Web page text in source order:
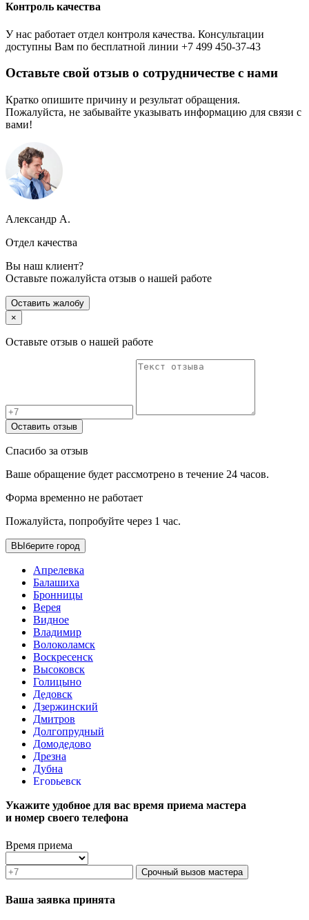
Контроль качества
У нас работает отдел контроля качества. Консультации
доступны Вам по бесплатной линии +7 499 450-37-43
Оставьте свой отзыв о сотрудничестве с нами
Кратко опишите причину и результат обращения.
Пожалуйста, не забывайте указывать информацию для связи с
вами!
Александр А.
Отдел качества
Вы наш клиент?
Оставьте пожалуйста отзыв о нашей работе
Оставить жалобу
×
Оставьте отзыв о нашей работе
Оставить отзыв
Спасибо за отзыв
Ваше обращение будет рассмотрено в течение 24 часов.
Форма временно не работает
Пожалуйста, попробуйте через 1 час.
ВЫберите город
Апрелевка
Балашиха
Бронницы
Верея
Видное
Владимир
Волоколамск
Воскресенск
Высоковск
Голицыно
Дедовск
Дзержинский
Дмитров
Долгопрудный
Домодедово
Дрезна
Дубна
Егорьевск
Жуковский
Зарайск
Зеленоград
Ивантеевка
Истра
Кашира
Клин
Укажите удобное для вас время приема мастера
и номер своего телефона
Время приема
Срочный вызов мастера
Ваша заявка принята